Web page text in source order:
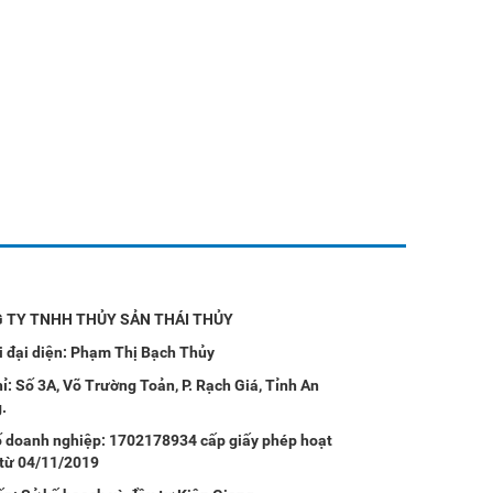
TY TNHH THỦY SẢN THÁI THỦY
đại diện: Phạm Thị Bạch Thủy
Số 3A, Võ Trường Toản, P. Rạch Giá, Tỉnh An
doanh nghiệp: 1702178934 cấp giấy phép hoạt
04/11/2019